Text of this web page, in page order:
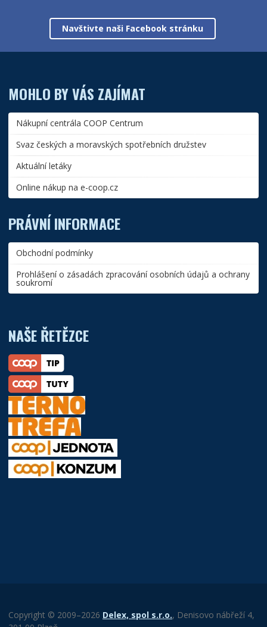
Navštivte naši Facebook stránku
MOHLO BY VÁS ZAJÍMAT
Nákupní centrála COOP Centrum
Svaz českých a moravských spotřebních družstev
Aktuální letáky
Online nákup na e-coop.cz
PRÁVNÍ INFORMACE
Obchodní podmínky
Prohlášení o zásadách zpracování osobních údajů a ochrany
soukromí
NAŠE ŘETĚZCE
Copyright © 2009–2026 Delex, spol s.r.o., Denisovo nábřeží 4,